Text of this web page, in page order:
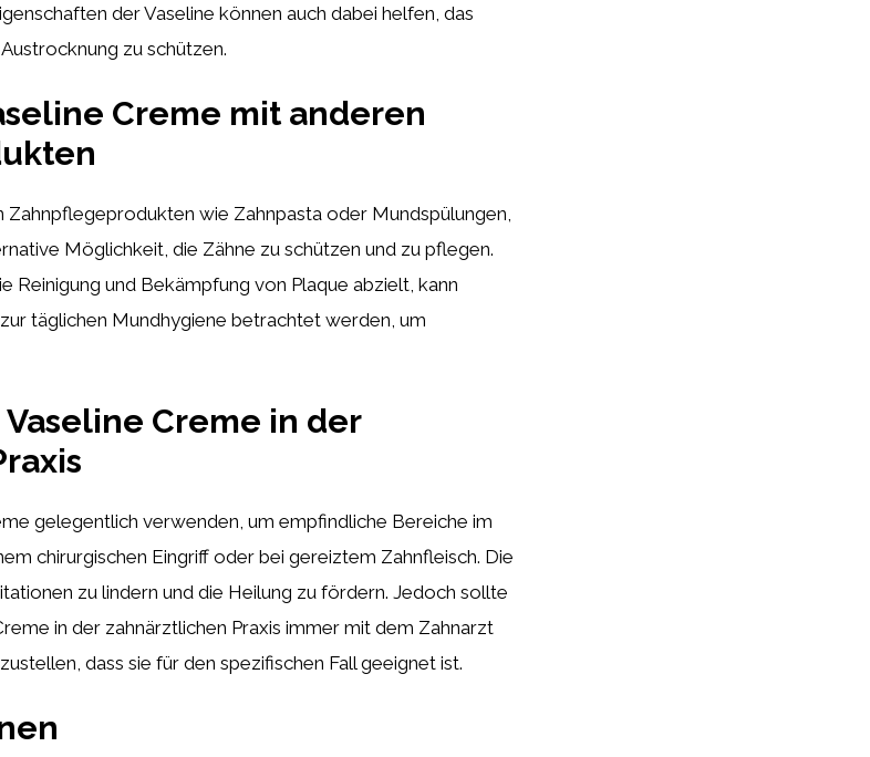
der Vaseline können auch dabei helfen, das
zu schützen.
Creme mit anderen
Zahnpflegeprodukten wie Zahnpasta oder Mundspülungen,
Möglichkeit, die Zähne zu schützen und zu pflegen.
Reinigung und Bekämpfung von Plaque abzielt, kann
täglichen Mundhygiene betrachtet werden, um
Creme in der
gelegentlich verwenden, um empfindliche Bereiche im
chirurgischen Eingriff oder bei gereiztem Zahnfleisch. Die
zu lindern und die Heilung zu fördern. Jedoch sollte
in der zahnärztlichen Praxis immer mit dem Zahnarzt
dass sie für den spezifischen Fall geeignet ist.